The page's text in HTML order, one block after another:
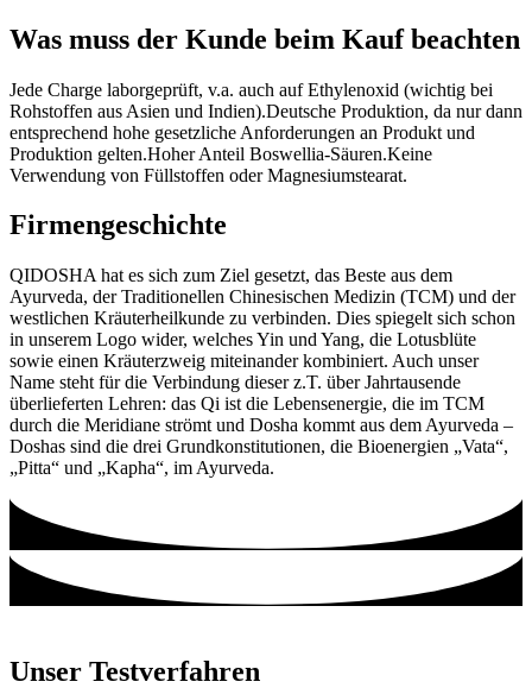
Was muss der Kunde beim Kauf beachten
Jede Charge laborgeprüft, v.a. auch auf Ethylenoxid (wichtig bei
Rohstoffen aus Asien und Indien).Deutsche Produktion, da nur dann
entsprechend hohe gesetzliche Anforderungen an Produkt und
Produktion gelten.Hoher Anteil Boswellia-Säuren.Keine
Verwendung von Füllstoffen oder Magnesiumstearat.
Firmengeschichte
QIDOSHA hat es sich zum Ziel gesetzt, das Beste aus dem
Ayurveda, der Traditionellen Chinesischen Medizin (TCM) und der
westlichen Kräuterheilkunde zu verbinden. Dies spiegelt sich schon
in unserem Logo wider, welches Yin und Yang, die Lotusblüte
sowie einen Kräuterzweig miteinander kombiniert. Auch unser
Name steht für die Verbindung dieser z.T. über Jahrtausende
überlieferten Lehren: das Qi ist die Lebensenergie, die im TCM
durch die Meridiane strömt und Dosha kommt aus dem Ayurveda –
Doshas sind die drei Grundkonstitutionen, die Bioenergien „Vata“,
„Pitta“ und „Kapha“, im Ayurveda.
Unser Testverfahren